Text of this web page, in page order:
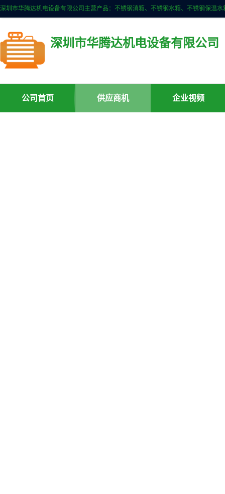
深圳市华腾达机电设备有限公司
公司首页 供应商机 企业视频